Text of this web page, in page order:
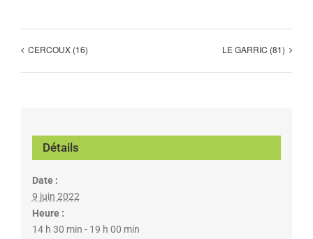
CERCOUX (16) LE GARRIC (81)
Détails
Date :
9 juin 2022
Heure :
14 h 30 min - 19 h 00 min